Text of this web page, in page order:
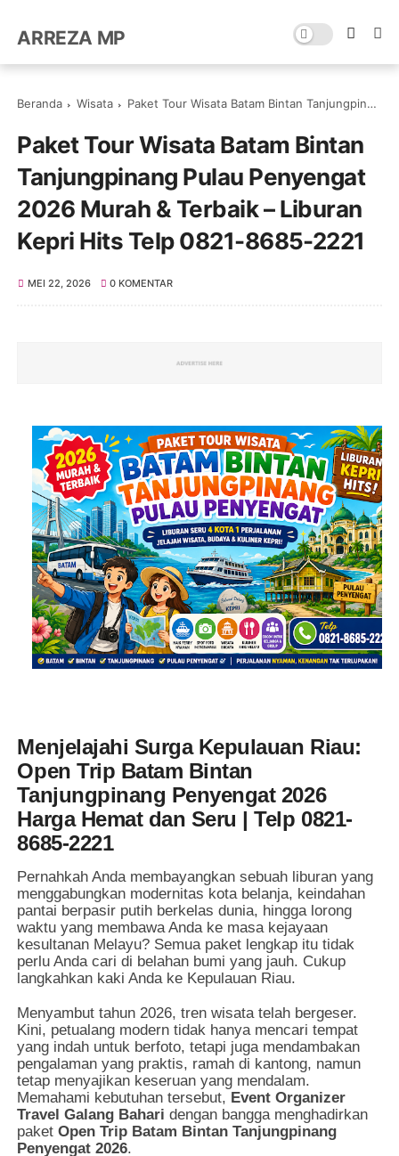
ARREZA MP
Beranda Wisata Paket Tour Wisata Batam Bintan Tanjungpinang Pulau Penyengat 2026 Murah & Terbaik – Liburan Kepri Hits Telp 0821-8685-2221
Paket Tour Wisata Batam Bintan
Tanjungpinang Pulau Penyengat
2026 Murah & Terbaik – Liburan
Kepri Hits Telp 0821-8685-2221
MEI 22, 2026 0 KOMENTAR
Menjelajahi Surga Kepulauan Riau:
Open Trip Batam Bintan
Tanjungpinang Penyengat 2026
Harga Hemat dan Seru | Telp 0821-
8685-2221
Pernahkah Anda membayangkan sebuah liburan yang
menggabungkan modernitas kota belanja, keindahan
pantai berpasir putih berkelas dunia, hingga lorong
waktu yang membawa Anda ke masa kejayaan
kesultanan Melayu? Semua paket lengkap itu tidak
perlu Anda cari di belahan bumi yang jauh. Cukup
langkahkan kaki Anda ke Kepulauan Riau.
Menyambut tahun 2026, tren wisata telah bergeser.
Kini, petualang modern tidak hanya mencari tempat
yang indah untuk berfoto, tetapi juga mendambakan
pengalaman yang praktis, ramah di kantong, namun
tetap menyajikan keseruan yang mendalam.
Memahami kebutuhan tersebut, Event Organizer
Travel Galang Bahari dengan bangga menghadirkan
paketOpen Trip Batam Bintan Tanjungpinang
Penyengat 2026.